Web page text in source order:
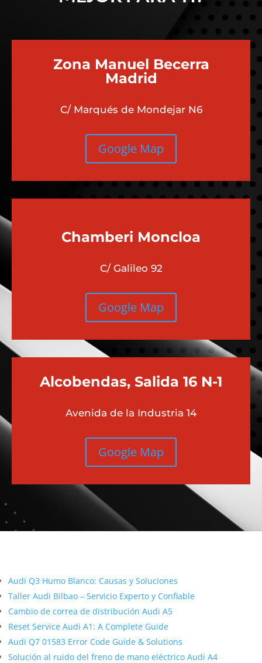
Zona Manuel Becerra
Madrid
C/ Marqués de Mondejar N6
Google Map
Chamberi Moncloa
C/ Galileo 92
Google Map
Alcobendas, Salida 16 N-1
Avenida de la Industria 14
Google Map
Audi Q3 Humo Blanco: Causas y Soluciones
Taller Audi Bilbao – Servicio Experto y Confiable
Cambio de correa de distribución Audi A5
Reset Service Audi A1: A Complete Guide
Audi Q7 01583 Error Code Guide & Solutions
Solución al ruido del freno de mano eléctrico Audi A4